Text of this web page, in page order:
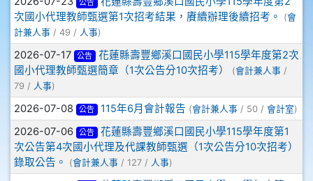
公告
次國小代理教師甄選第1次招考結果，賡續辦理後續招考。
(會
計兼人事 / 49 / 人事)
2026-07-17 公告
花蓮縣壽豐鄉溪口國民小學115學年度第2次
國小代理教師甄選簡章（1次公告分10次招考）
(會計兼人事 /
79 / 人事)
2026-07-08 公告 115年6月會計報告 (會計兼人事/ 50 / 會計室)
2026-07-06 公告
花蓮縣壽豐鄉溪口國民小學115學年度第1
次公告第4次國小代理及代課教師甄選（1次公告分10次招考）
錄取公告。
(會計兼人事 / 127 / 人事)